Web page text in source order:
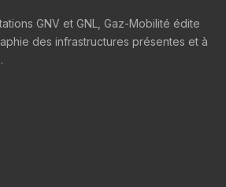
GNV et GNL, Gaz-Mobilité édite
des infrastructures présentes et à